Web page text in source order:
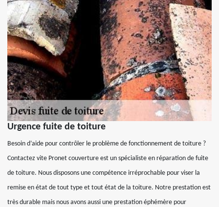
Urgence fuite de toiture
Besoin d’aide pour contrôler le problème de fonctionnement de toiture ?
Contactez vite Pronet couverture est un spécialiste en réparation de fuite
de toiture. Nous disposons une compétence irréprochable pour viser la
remise en état de tout type et tout état de la toiture. Notre prestation est
très durable mais nous avons aussi une prestation éphémère pour